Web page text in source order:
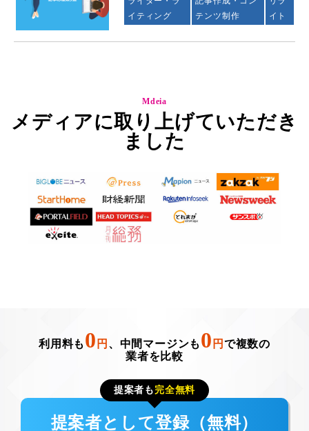
イティング
テンツ制作
イト
Mdeia
メディアに取り上げていただき
ました
利用料も 0 円 、中間マージンも 0 円 で複数の
業者を比較
提案者も 完全無料
提案者として登録（無料）